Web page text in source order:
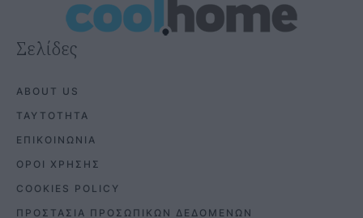
Σελίδες
ABOUT US
ΤΑΥΤΟΤΗΤΑ
ΕΠΙΚΟΙΝΩΝΙΑ
ΟΡΟΙ ΧΡΗΣΗΣ
COOKIES POLICY
ΠΡΟΣΤΑΣΙΑ ΠΡΟΣΩΠΙΚΩΝ ΔΕΔΟΜΕΝΩΝ